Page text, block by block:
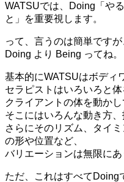
WATSUでは、Doing「や
と」を重要視します。
って、言うのは簡単です
Doing より Being ってね。
基本的にWATSUはボディ
セラピストはいろいろと体
クライアントの体を動かし
そこにはいろんな動き方、
さらにそのリズム、タイ
の形や位置など、
バリエーションは無限にあ
ただ、これはすべてDoing